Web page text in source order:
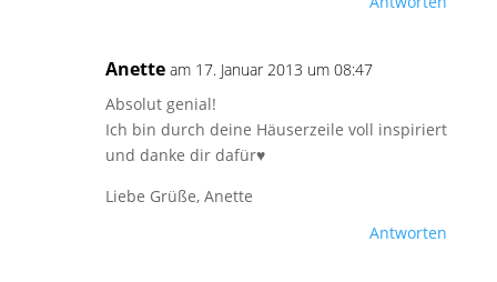
Anette am 17. Januar 2013 um 08:47
Absolut genial!
Ich bin durch deine Häuserzeile voll inspiriert
und danke dir dafür♥
Liebe Grüße, Anette
Antworten